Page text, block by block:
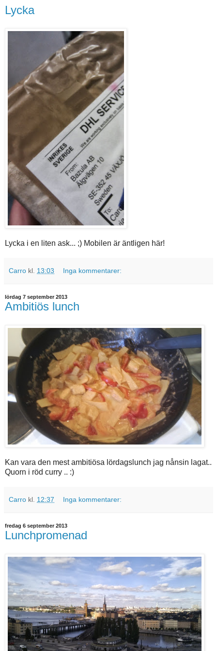
Lycka
Lycka i en liten ask... ;) Mobilen är äntligen här!
Carro kl. 13:03 Inga kommentarer:
lördag 7 september 2013
Ambitiös lunch
Kan vara den mest ambitiösa lördagslunch jag nånsin lagat..
Quorn i röd curry .. :)
Carro kl. 12:37 Inga kommentarer:
fredag 6 september 2013
Lunchpromenad